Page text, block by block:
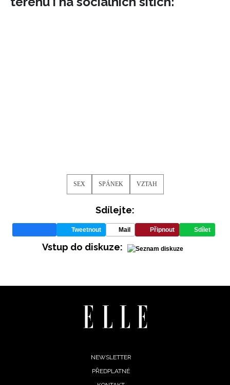
SEX SPÁNEK VZTAH
Sdílejte:
Tweetnout Mail Připnout Sdílet
Vstup do diskuze:
NEWSLETTER
PŘEDPLATNÉ